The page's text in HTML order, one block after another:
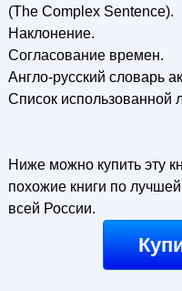
(The Complex Sentence).
Наклонение.
Согласование времен.
Англо-русский словарь
Список использованной
Ниже можно купить эту
похожие книги по
всей России.